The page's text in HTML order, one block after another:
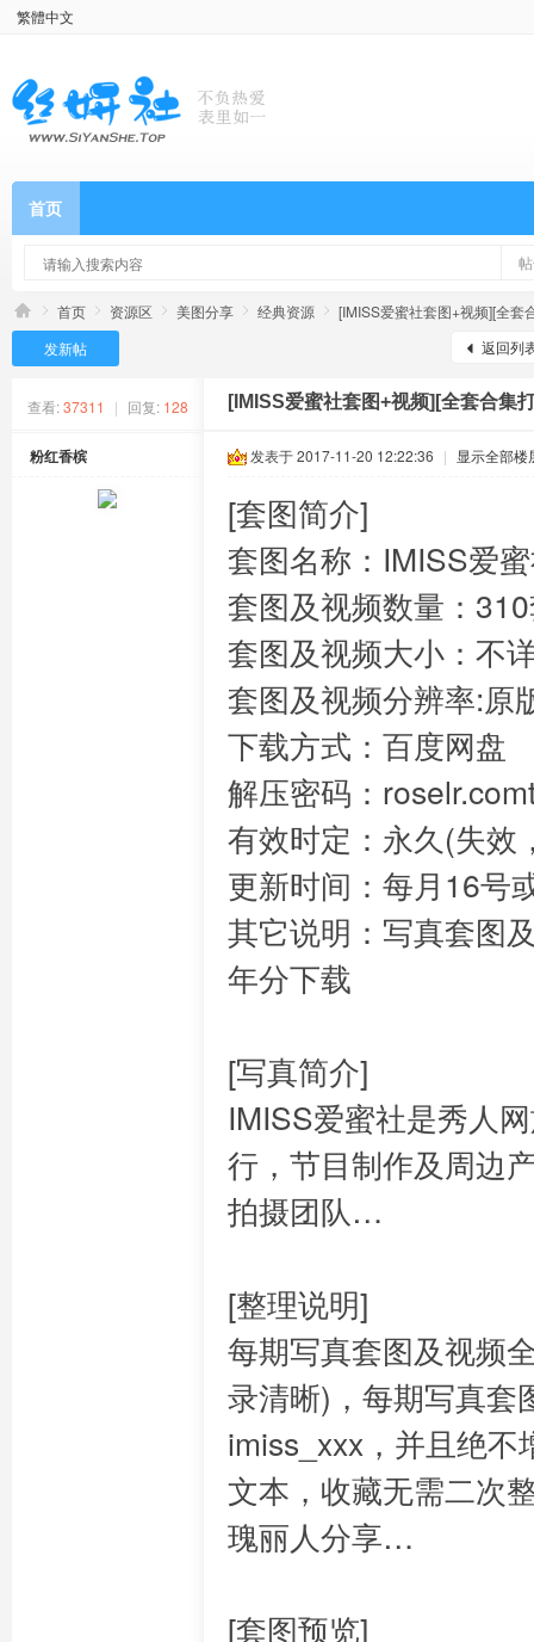
繁體中文
首页
首页 资源区 美图分享 经典资源
[IMISS爱蜜社套图+视频][全套
返回列
发新帖
查看: 37311 | 回复: 128 [IMISS爱蜜社套图+视频][全套合集
粉红香槟 发表于 2017-11-20 12:22:36 | 显示全部楼
[套图简介]
套图名称：IMISS爱
套图及视频数量：
套图及视频大小：不
套图及视频分辨率:原
下载方式：百度网盘
解压密码：
有效时定：永久(失效
更新时间：每月16号
其它说明：写真套图
年分下载
[写真简介]
IMISS爱蜜社是秀人
行，节目制作及周边
拍摄团队…
[整理说明]
每期写真套图及视频
录清晰)，每期写真套
imiss_xxx，并且绝不
文本，收藏无需二次
瑰丽人分享…
[套图预览]